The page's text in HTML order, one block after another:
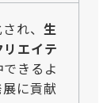
れ、 生
リエイテ
できるよ
に貢献